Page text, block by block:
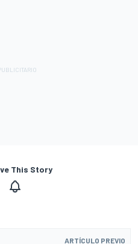
This Story
ARTÍCULO PREVIO